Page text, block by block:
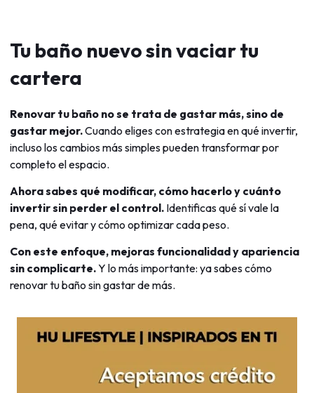
Tu baño nuevo sin vaciar tu
cartera
Renovar tu baño no se trata de gastar más, sino de
gastar mejor.Cuando eliges con estrategia en qué invertir,
incluso los cambios más simples pueden transformar por
completo el espacio.
Ahora sabes qué modificar, cómo hacerlo y cuánto
invertir sin perder el control. Identificas qué sí vale la
pena, qué evitar y cómo optimizar cada peso.
Con este enfoque, mejoras funcionalidad y apariencia
sin complicarte.Y lo más importante: ya sabes cómo
renovar tu baño sin gastar de más.